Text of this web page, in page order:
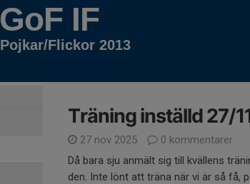
GoF IF
Pojkar/Flickor 2013
Träning inställd 27/
27 nov 2025
0 kommentarer
Då bara sju anmält sig till kvällens
den. Inte lönt att träna när vi är så få,